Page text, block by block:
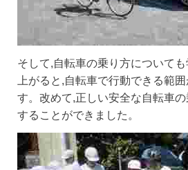
そして,自転車の乗り方について
上がると,自転車で行動できる範
す。改めて,正しい安全な自転車
することができました。